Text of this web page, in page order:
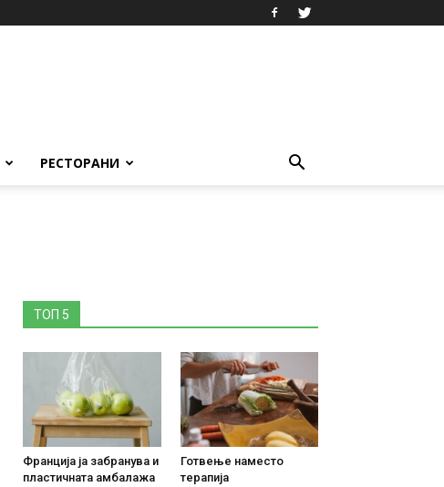
РЕСТОРАНИ
ТОП 5
Франција ја забранува и
пластичната амбалажа
Готвење наместо
терапија